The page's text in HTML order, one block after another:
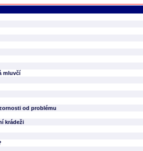
mluvčí
od problému
krádeži